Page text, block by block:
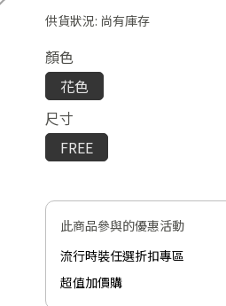
供貨狀況: 尚有庫存
顏色
花色
尺寸
FREE
此商品參與的優惠活動
流行時裝任選折扣專區
超值加價購